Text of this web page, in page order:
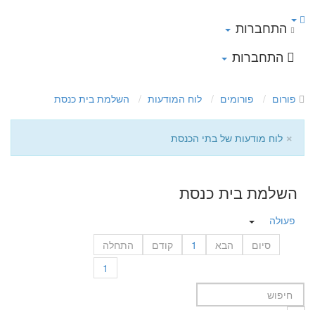
התחברות
התחברות
פורום פורומים לוח המודעות השלמת בית כנסת
× לוח מודעות של בתי הכנסת
השלמת בית כנסת
פעולה
התחלה
קודם 1 הבא
סיום
1